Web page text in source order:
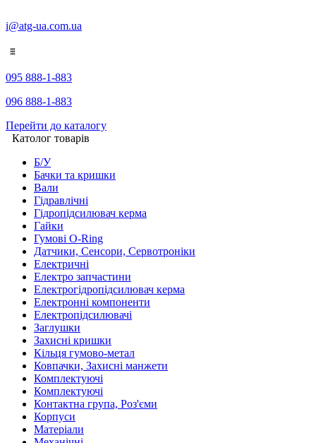
i@atg-ua.com.ua
095 888-1-883
096 888-1-883
Перейти до каталогу
Католог товарів
Б/У
Бачки та кришки
Вали
Гідравлічні
Гідропідсилювач керма
Гайки
Гумові O-Ring
Датчики, Сенсори, Сервотроніки
Електричні
Електро запчастини
Електрогідропідсилювач керма
Електронні компоненти
Електропідсилювачі
Заглушки
Захисні кришки
Кільця гумово-метал
Ковпачки, Захисні манжети
Комплектуючі
Комплектуючі
Контактна група, Роз'єми
Корпуси
Матеріали